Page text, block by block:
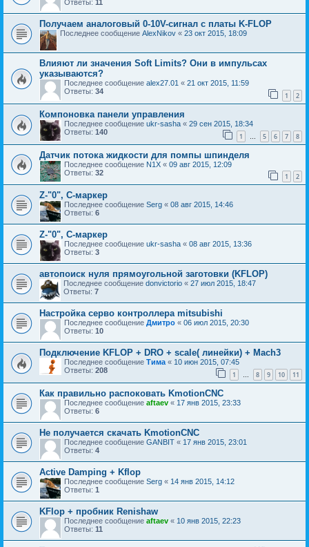
Ответы: 11
Получаем аналоговый 0-10V-сигнал с платы K-FLOP
Последнее сообщение AlexNikov « 23 окт 2015, 18:09
Влияют ли значения Soft Limits? Они в импульсах
указываются?
Последнее сообщение alex27.01 « 21 окт 2015, 11:59
Ответы: 34 1 2
Компоновка панели управления
Последнее сообщение ukr-sasha « 29 сен 2015, 18:34
Ответы: 140 1 … 5 6 7 8
Датчик потока жидкости для помпы шпинделя
Последнее сообщение N1X « 09 авг 2015, 12:09
Ответы: 32 1 2
Z-"0", С-маркер
Последнее сообщение Serg « 08 авг 2015, 14:46
Ответы: 6
Z-"0", C-маркер
Последнее сообщение ukr-sasha « 08 авг 2015, 13:36
Ответы: 3
автопоиск нуля прямоугольной заготовки (KFLOP)
Последнее сообщение donvictorio « 27 июл 2015, 18:47
Ответы: 7
Настройка серво контроллера mitsubishi
Последнее сообщение Дмитро « 06 июл 2015, 20:30
Ответы: 10
Подключение KFLOP + DRO + scale( линейки) + Mach3
Последнее сообщение Тима « 10 июн 2015, 07:45
Ответы: 208 1 … 8 9 10 11
Как правильно распоковать KmotionCNC
Последнее сообщение aftaev « 17 янв 2015, 23:33
Ответы: 6
Не получается скачать KmotionCNC
Последнее сообщение GANBIT « 17 янв 2015, 23:01
Ответы: 4
Active Damping + Kflop
Последнее сообщение Serg « 14 янв 2015, 14:12
Ответы: 1
KFlop + пробник Renishaw
Последнее сообщение aftaev « 10 янв 2015, 22:23
Ответы: 11